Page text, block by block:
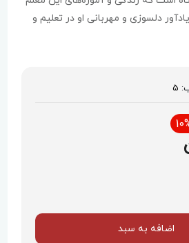
دلسوزی و مهربانی او در تعلیم و
5
اضافه به سبد